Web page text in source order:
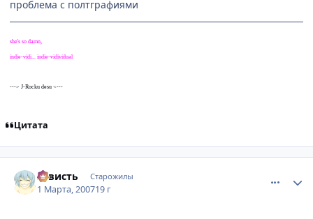
проблема с полтграфиями
she's so damn,
indie-vidi... indie-vidividual
---> J-Rocku desu <---
Цитата
3aвисть Старожилы
1 Марта, 200719 г